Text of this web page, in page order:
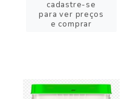
cadastre-se
para ver preços
e comprar